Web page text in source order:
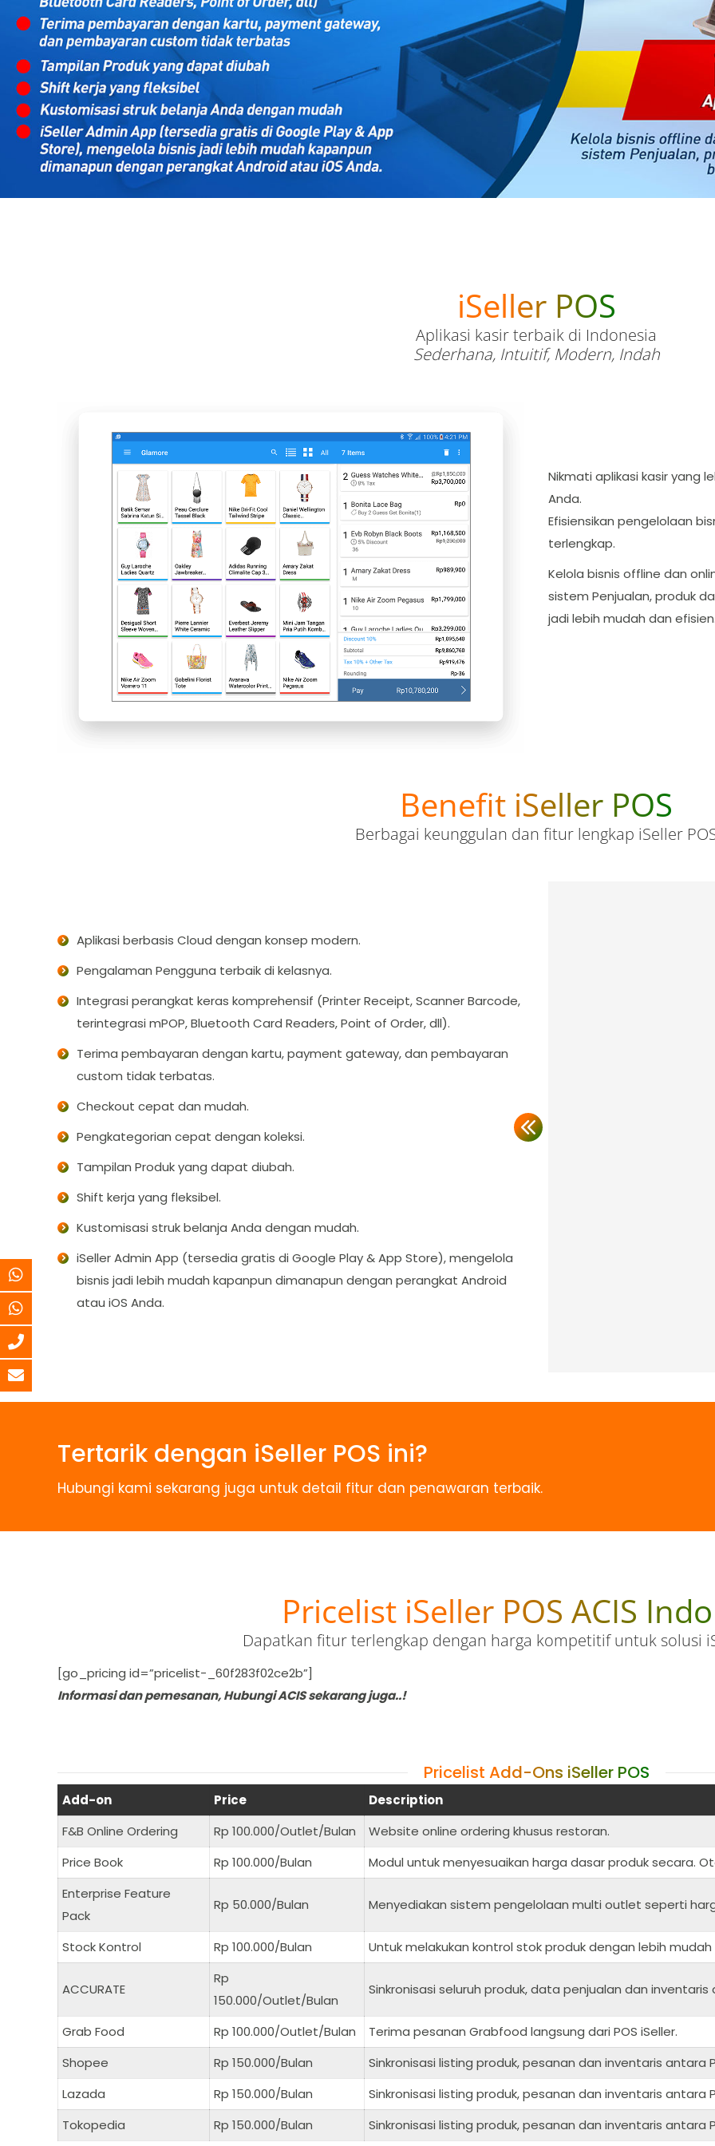
iSeller POS
Aplikasi kasir terbaik di Indonesia
Sederhana, Intuitif, Modern, Indah
Nikmati aplikasi kasir yang
Anda.
Efisiensikan pengelolaan
terlengkap.
Kelola bisnis offline dan
sistem Penjualan, produk
jadi lebih mudah dan
Benefit iSeller POS
Berbagai keunggulan dan fitur lengkap iSeller
Aplikasi berbasis Cloud dengan konsep modern.
Pengalaman Pengguna terbaik di kelasnya.
Integrasi perangkat keras komprehensif (Printer Receipt, Scanner Barcode,
terintegrasi mPOP, Bluetooth Card Readers, Point of Order, dll).
Terima pembayaran dengan kartu, payment gateway, dan pembayaran
custom tidak terbatas.
Checkout cepat dan mudah.
Pengkategorian cepat dengan koleksi.
Tampilan Produk yang dapat diubah.
Shift kerja yang fleksibel.
Kustomisasi struk belanja Anda dengan mudah.
iSeller Admin App (tersedia gratis di Google Play & App Store), mengelola
bisnis jadi lebih mudah kapanpun dimanapun dengan perangkat Android
atau iOS Anda.
Tertarik dengan iSeller POS ini?
Hubungi kami sekarang juga untuk detail fitur dan penawaran terbaik.
Pricelist iSeller POS ACIS
Dapatkan fitur terlengkap dengan harga kompetitif untuk solusi
[go_pricing id=”pricelist-_60f283f02ce2b”]
Informasi dan pemesanan, Hubungi ACIS sekarang juga..!
Pricelist Add-Ons iSeller POS
Add-on Price
Description
F&B Online Ordering
Rp 100.000/Outlet/Bulan
Website online ordering khusus restoran.
Price Book
Rp 100.000/Bulan
Modul untuk menyesuaikan harga dasar produk secara.
Enterprise Feature
Pack
Rp 50.000/Bulan Menyediakan sistem pengelolaan multi outlet seperti
Stock Kontrol Rp 100.000/Bulan Untuk melakukan kontrol stok produk dengan lebih
ACCURATE
Rp
150.000/Outlet/Bulan
Sinkronisasi seluruh produk, data penjualan dan inventaris
Grab Food Rp 100.000/Outlet/Bulan
Terima pesanan Grabfood langsung dari POS iSeller.
Shopee
Rp 150.000/Bulan
Sinkronisasi listing produk, pesanan dan inventaris antara
Lazada
Rp 150.000/Bulan
Sinkronisasi listing produk, pesanan dan inventaris antara
Tokopedia
Rp 150.000/Bulan Sinkronisasi listing produk, pesanan dan inventaris antara